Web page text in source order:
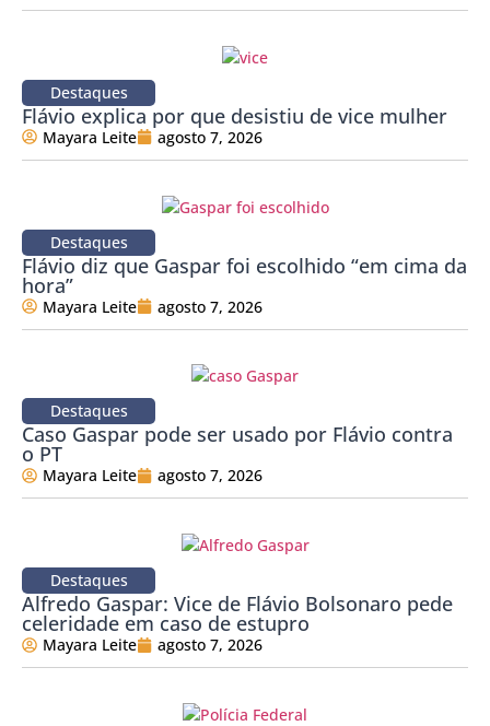
Destaques
Flávio explica por que desistiu de vice mulher
Mayara Leite agosto 7, 2026
Destaques
Flávio diz que Gaspar foi escolhido “em cima da
hora”
Mayara Leite agosto 7, 2026
Destaques
Caso Gaspar pode ser usado por Flávio contra
o PT
Mayara Leite agosto 7, 2026
Destaques
Alfredo Gaspar: Vice de Flávio Bolsonaro pede
celeridade em caso de estupro
Mayara Leite agosto 7, 2026